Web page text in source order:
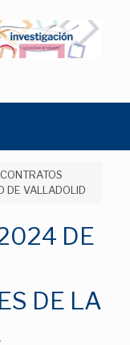
DE VALLADOLID
DE
DE LA